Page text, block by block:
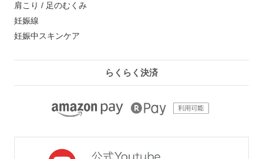
肩こり / 足のむくみ
妊娠線
妊娠中スキンケア
らくらく決済